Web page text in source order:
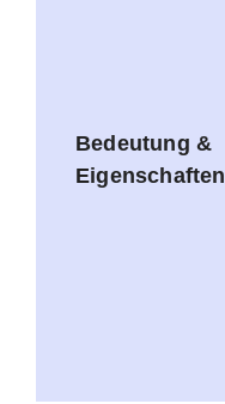
Bedeutung &
Eigenschaften